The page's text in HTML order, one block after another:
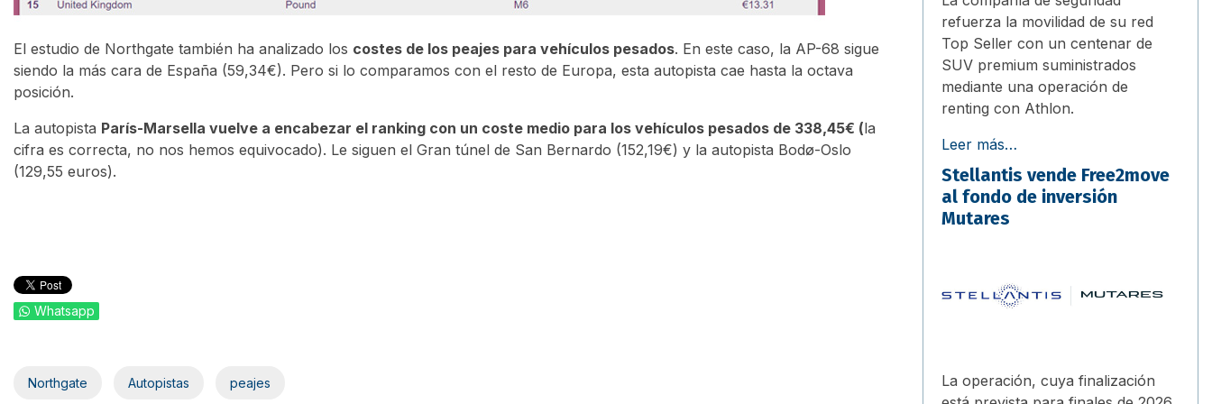
El estudio de Northgate también ha analizado los costes de los peajes para vehículos pesados. En este caso, la AP-68 sigue
siendo la más cara de España (59,34€). Pero si lo comparamos con el resto de Europa, esta autopista cae hasta la octava
posición.
La autopista París-Marsella vuelve a encabezar el ranking con un coste medio para los vehículos pesados de 338,45€ (la
cifra es correcta, no nos hemos equivocado). Le siguen el Gran túnel de San Bernardo (152,19€) y la autopista Bodø-Oslo
(129,55 euros).
Whatsapp
Northgate Autopistas peajes
refuerza la movilidad de su red
Top Seller con un centenar de
SUV premium suministrados
mediante una operación de
renting con Athlon.
Leer más…
Stellantis vende Free2move
al fondo de inversión
Mutares
La operación, cuya finalización